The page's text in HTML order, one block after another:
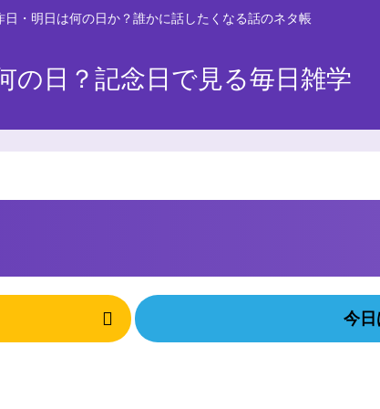
日・明日は何の日か？誰かに話したくなる話のネタ帳
の日？記念日で見る毎日雑学
今日